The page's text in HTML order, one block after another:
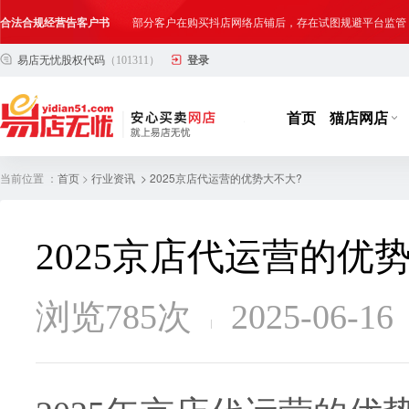
合法合规经营告客户书 部分客户在购买抖店网络店铺后，存在试图规避平台监
网络店铺合法经营告诫书 为确保网络店铺的合法、规范转让与经营,我司温馨提示
易店无忧股权代码 （101311） 登录
首页 猫店网店
当前位置 ： 首页 > 行业资讯 > 2025京店代运营的优势大不大?
2025京店代运营的优
浏览785次 2025-06-16